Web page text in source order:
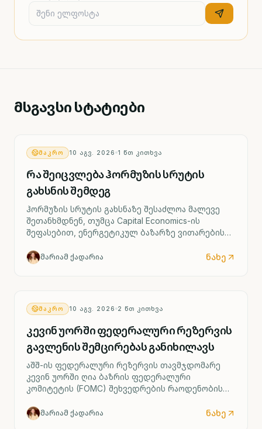
მსგავსი სტატიები
ᲛᲐᲙᲠᲝ 10 ᲐᲒᲕ. 2026 1 ᲬᲗ ᲙᲘᲗᲮᲕᲐ
რა შეიცვლება ჰორმუზის სრუტის
გახსნის შემდეგ
ჰორმუზის სრუტის გახსნაზე შესაძლოა მალევე
შეთანხმდნენ, თუმცა Capital Economics-ის
შეფასებით, ენერგეტიკულ ბაზარზე ვითარების
მარიამ ქადარია ნახე
ᲛᲐᲙᲠᲝ 10 ᲐᲒᲕ. 2026 2 ᲬᲗ ᲙᲘᲗᲮᲕᲐ
კევინ უორში ფედერალური რეზერვის
გავლენის შემცირებას განიხილავს
აშშ-ის ფედერალური რეზერვის თავმჯდომარე
კევინ უორში ღია ბაზრის ფედერალური
კომიტეტის (FOMC) შეხვედრების რაოდენობის
წელიწადში რვაჯერ იკრიბება, კანონით
განსაზღვრული მინიმუმი კი ოთხი შეხვედრაა.
მარიამ ქადარია ნახე